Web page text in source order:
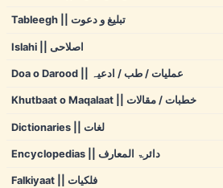
Tableegh || تبلیغ و دعوت
Islahi || اصلاحی
Doa o Darood || عملیات / طب / ادعیہ
Khutbaat o Maqalaat || خطبات / مقالات
Dictionaries || لغات
Encyclopedias || دائرۃ المعارف
Falkiyaat || فلکیات